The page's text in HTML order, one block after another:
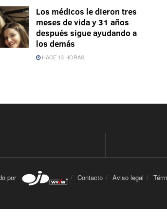
Los médicos le dieron tres
meses de vida y 31 años
después sigue ayudando a
los demás
HACE 13 HORAS
por Contacto Aviso legal